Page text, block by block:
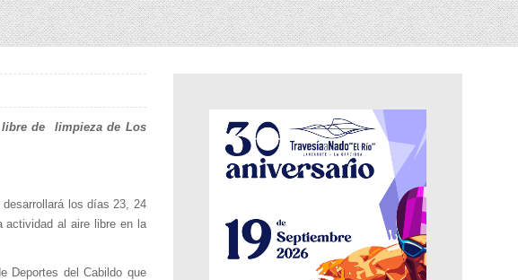
libre de limpieza de Los
desarrollará los días 23, 24
actividad al aire libre en la
Deportes del Cabildo que